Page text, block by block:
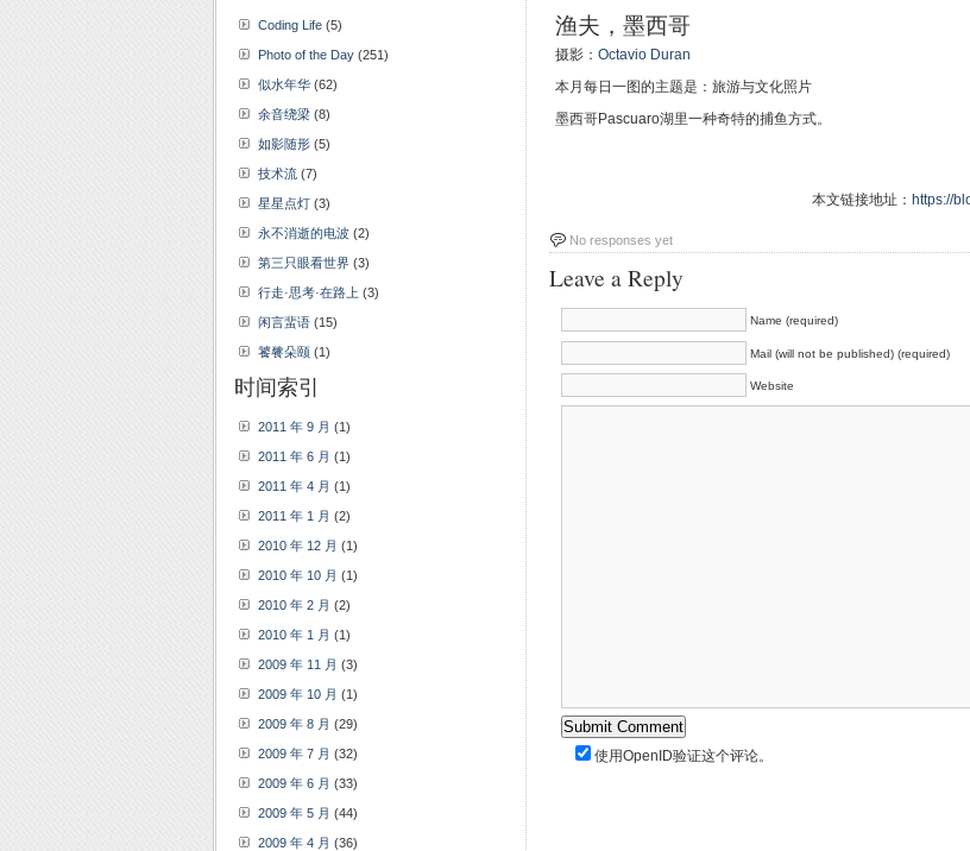
渔夫，墨西哥
摄影： Octavio Duran
本月每日一图的主题是：旅游与文化照片
墨西哥Pascuaro湖里一种奇特的捕鱼方式。
本文链接地址： https://
No responses yet
Leave a Reply
Name (required)
Mail (will not be published) (required)
Website
使用OpenID验证这个评论。
Coding Life (5)
Photo of the Day (251)
似水年华 (62)
余音绕梁 (8)
如影随形 (5)
技术流 (7)
星星点灯 (3)
永不消逝的电波 (2)
第三只眼看世界 (3)
行走·思考·在路上 (3)
闲言蜚语 (15)
饕餮朵颐 (1)
时间索引
2011 年 9 月 (1)
2011 年 6 月 (1)
2011 年 4 月 (1)
2011 年 1 月 (2)
2010 年 12 月 (1)
2010 年 10 月 (1)
2010 年 2 月 (2)
2010 年 1 月 (1)
2009 年 11 月 (3)
2009 年 10 月 (1)
2009 年 8 月 (29)
2009 年 7 月 (32)
2009 年 6 月 (33)
2009 年 5 月 (44)
2009 年 4 月 (36)